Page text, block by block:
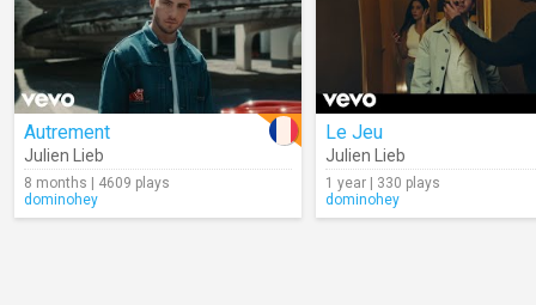
Autrement
Julien Lieb
8 months | 4609 plays
dominohey
Le Jeu
Julien Lieb
1 year | 330 plays
dominohey